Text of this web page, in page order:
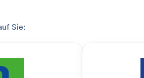
Sie: